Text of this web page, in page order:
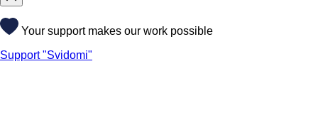
Your support makes our work possible
Support "Svidomi"